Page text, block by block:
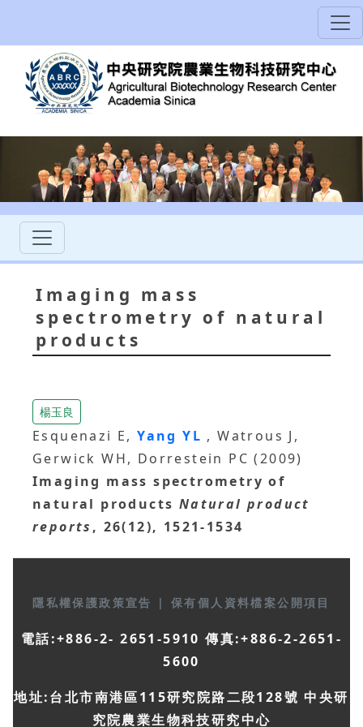
Imaging mass
spectrometry of natural
products
楊玉良
Esquenazi E,Yang YL , Watrous J,
Gerwick WH, Dorrestein PC (2009)
Imaging mass spectrometry of
natural products Natural product
reports , 26(12), 1521-1534
隱私權保護政策宣告 | 保有個人資料檔案公開項目
電話:+886-2- 2651-5910 傳真:+886-2-2651-
5600
地址:台北市南港區115研究院路二段128號 中央研
究院農業生物科技研究中心